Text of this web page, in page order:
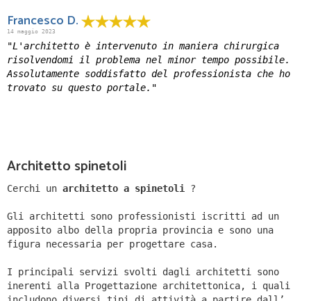
Francesco D.
14 maggio 2023
"L'architetto è intervenuto in maniera chirurgica
risolvendomi il problema nel minor tempo possibile.
Assolutamente soddisfatto del professionista che ho
trovato su questo portale."
Architetto spinetoli
Cerchi un architetto a spinetoli ?
Gli architetti sono professionisti iscritti ad un
apposito albo della propria provincia e sono una
figura necessaria per progettare casa.
I principali servizi svolti dagli architetti sono
inerenti alla Progettazione architettonica, i quali